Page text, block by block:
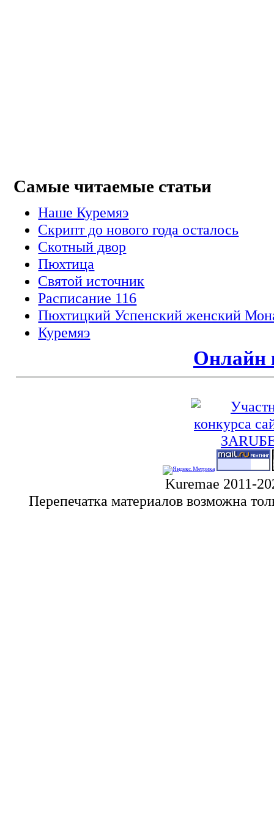
Самые читаемые статьи
Наше Куремяэ
Скрипт до нового года осталось
Cкотный двор
Пюхтица
Святой источник
Расписание 116
Пюхтицкий Успенский женский
Куремяэ
Онлайн
Kuremae 2011-
Перепечатка материалов возможна